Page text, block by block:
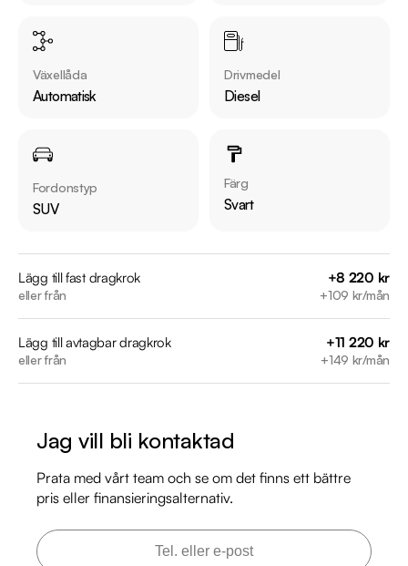
lager. Se våra bilar på https://www.riddermarkbil.se/kopa-
Besiktigad till och med 2026-12-31
Möjlighet till 12-60 månaders garanti
2018-01-17 - 2918 mil
2020-10-27 - 5230 mil
2022-01-21 - 8911 mil
2024-01-10 - 11888 mil
2025-07-30 - 13480 mil
för att:
• Reservera bilen direkt online
• Få mer info om utrustning och tillval
Kontakta oss för mer information:
Växellåda
Automatisk
Drivmedel
Diesel
Fordonstyp
SUV
Färg
Svart
Lägg till fast dragkrok
eller från
+8 220 kr
+109 kr/mån
Lägg till avtagbar dragkrok
eller från
+11 220 kr
+149 kr/mån
Jag vill bli kontaktad
Prata med vårt team och se om det finns ett bättre
pris eller finansieringsalternativ.